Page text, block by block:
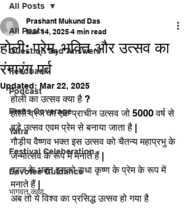
All Posts
Question and Answers
Feedback
Podcast
Press Coverage
Yatra
Festival Celeberation
Devotee Guidance
भागवत कथा
All Posts
होली: प्रेम, भक्ति और उत्सव का
रंगारंग पर्व
Prashant Mukund Das
Mar 14, 2025 4 min read
Updated: Mar 22, 2025
होली का उत्सव क्या है ?
होली व्रज का एक प्राचीन उत्सव जो 5000 वर्ष से
बड़े उत्सव एवम प्रेम से बनाया जाता है |
गौड़ीय वैष्णव भक्त इस उत्सव को चैतन्य महाप्रभु के
जन्मोत्सव के रूप में मनाते हैं |
व्रज के भक्त इसको राधा कृष्ण के प्रेम के रूप में
मनाते हैं |
अब तो ये विश्व का प्रसिद्ध उत्सव हो गया है